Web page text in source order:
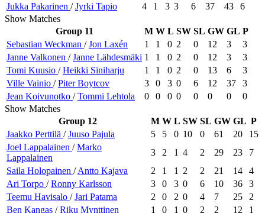
Jukka Pakarinen /Jyrki Tapio 4 1 3 3 6 37 43
6
Show Matches
Group 11
M W L SW SL GW GL P
Sebastian Weckman /Jon Laxén 1 1 0 2 0 12 3
3
Janne Valkonen /Janne Lähdesmäki 1 1 0 2 0 12 3
3
Tomi Kuusio /Heikki Siniharju 1 1 0 2 0 13 6
3
Ville Vainio /Piter Boytcov 3 0 3 0 6 12 37
3
Jean Koivunotko /Tommi Lehtola 0 0 0 0 0 0 0
0
Show Matches
Group 12
M W L SW SL GW GL P
Jaakko Perttilä /Juuso Pajula 5 5 0 10 0 61 20
15
Joel Lappalainen /Marko
Lappalainen
3 2 1 4 2 29 23
7
Saila Holopainen /Antto Kajava 2 1 1 2 2 21 14
4
Ari Torpo /Ronny Karlsson 3 0 3 0 6 10 36
3
Teemu Havisalo /Jari Patama 2 0 2 0 4 7 25
2
Ben Kangas /Riku Mynttinen 1 0 1 0 2 2 12 1